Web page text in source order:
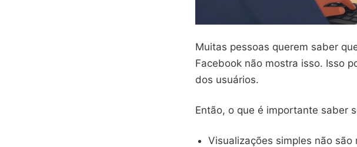
Muitas pessoas querem saber
Facebook não mostra isso. Isso
dos usuários.
Então, o que é importante saber
Visualizações simples não são